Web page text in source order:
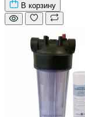
В корзину